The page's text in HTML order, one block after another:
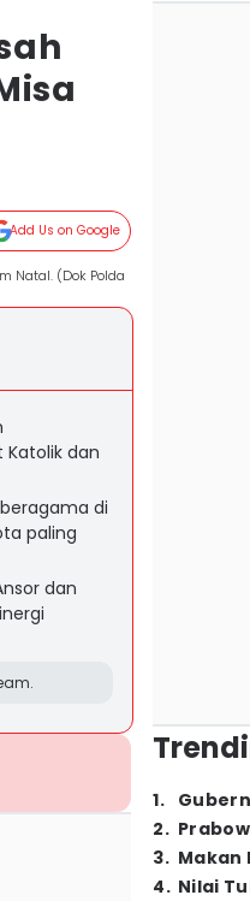
Add Us on Google
Natal. (Dok Polda
dan
di
paling
dan
1.
2.
3. Makan
4. Nilai